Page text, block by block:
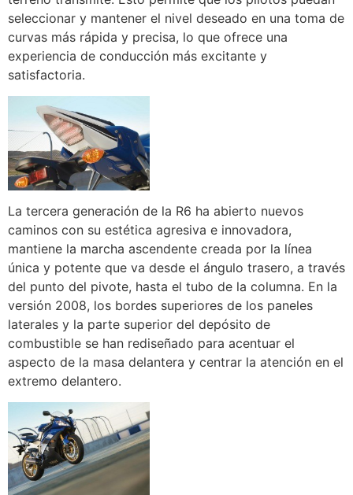
seleccionar y mantener el nivel deseado en una toma de
curvas más rápida y precisa, lo que ofrece una
experiencia de conducción más excitante y
satisfactoria.
La tercera generación de la R6 ha abierto nuevos
caminos con su estética agresiva e innovadora,
mantiene la marcha ascendente creada por la línea
única y potente que va desde el ángulo trasero, a través
del punto del pivote, hasta el tubo de la columna. En la
versión 2008, los bordes superiores de los paneles
laterales y la parte superior del depósito de
combustible se han rediseñado para acentuar el
aspecto de la masa delantera y centrar la atención en el
extremo delantero.